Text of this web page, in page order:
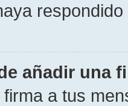
añadir una
a tus